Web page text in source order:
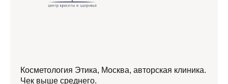
Косметология Этика, Москва, авторская клиника.
Чек выше среднего.